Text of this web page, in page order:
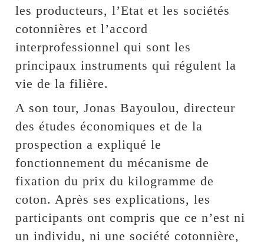
les producteurs, l’Etat et les sociétés
cotonnières et l’accord
interprofessionnel qui sont les
principaux instruments qui régulent la
vie de la filière.
A son tour, Jonas Bayoulou, directeur
des études économiques et de la
prospection a expliqué le
fonctionnement du mécanisme de
fixation du prix du kilogramme de
coton. Après ses explications, les
participants ont compris que ce n’est ni
un individu, ni une société cotonnière,